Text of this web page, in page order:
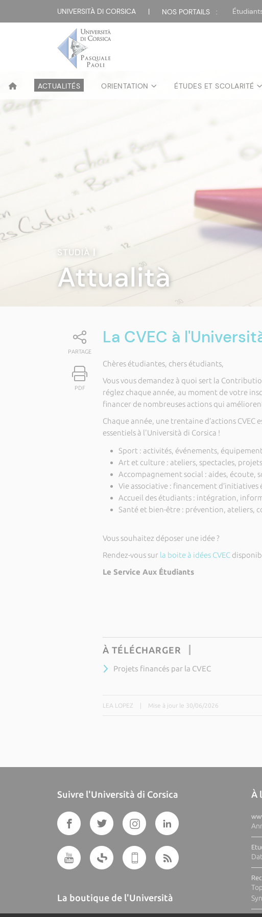
UNIVERSITÀ DI CORSICA | NOS PORTAILS :
ACTUALITÉS ORIENTATION ÉTUDES ET SCOLARITÉ
STUDIÀ
Attualità
PARTAGE
PDF
La CVEC à
Chères étudiantes, chers étudiants,
Vous vous demandez à quoi sert la
réglez chaque année, au moment de votre
financer de nombreuses actions qui
Chaque année, une trentaine d’actions
essentiels à l'Università di Corsica !
Sport : activités, événements,
Art et culture : ateliers, spectacles,
Accompagnement social : aides, écoute,
Vie associative : financement d’initiatives
Accueil des étudiants : intégration,
Santé et bien-être : prévention, ateliers,
Vous souhaitez déposer une idée ?
Rendez-vous sur la boite à idées CVEC
Le Service Aux Étudiants
À TÉLÉCHARGER
Projets financés par la CVEC
LEA LOPEZ Mise à jour le 30/06/2026
Suivre l'Università di Corsica
La boutique de l'Università
À